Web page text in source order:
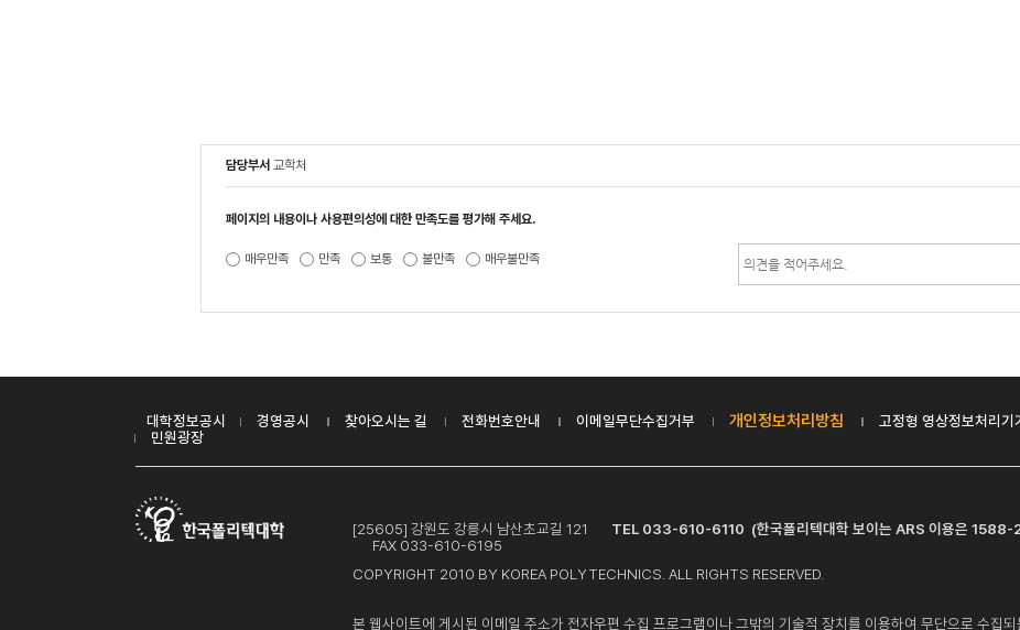
담당부서 교학처
페이지의 내용이나 사용편의성에 대한 만족도를 평가해 주세요.
매우만족 만족 보통 불만족 매우불만족
대학정보공시 경영공시 찾아오시는 길 전화번호안내 이메일무단수집거부 개인정보처리방침 고정형 영상정보처리기
민원광장
[25605] 강원도 강릉시 남산초교길 121 TEL 033-610-6110 (한국폴리텍대학 보이는 ARS 이용은
FAX 033-610-6195
COPYRIGHT 2010 BY KOREA POLYTECHNICS. ALL RIGHTS RESERVED.
본 웹사이트에 게시된 이메일 주소가 전자우편 수집 프로그램이나 그밖의 기술적 장치를 이용하여 무단으로 수집